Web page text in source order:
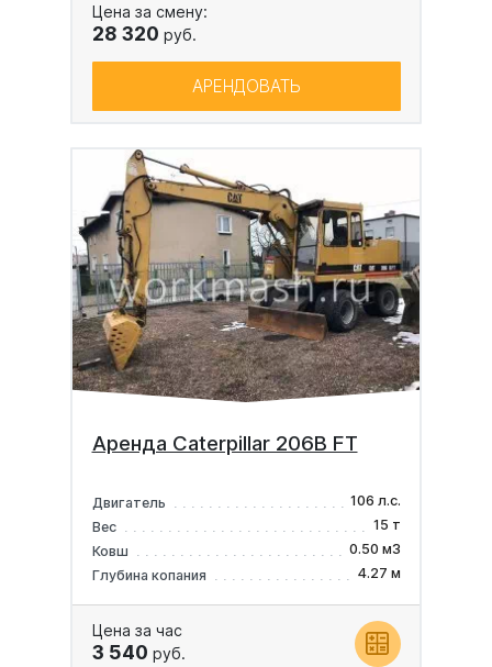
Цена за смену:
28 320 руб.
АРЕНДОВАТЬ
Аренда Caterpillar 206B FT
Двигатель
106 л.с.
Вес
15 т
Ковш
0.50 м3
Глубина копания
4.27 м
Цена за час
3 540 руб.